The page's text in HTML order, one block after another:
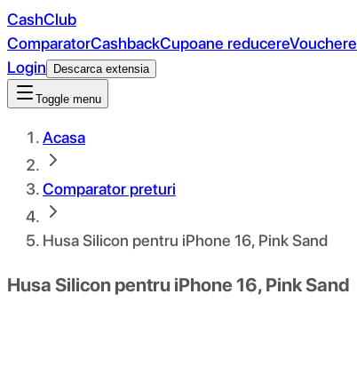
CashClub
ComparatorCashbackCupoane reducereVouchere
Login
Descarca extensia
Toggle menu
Acasa
Comparator preturi
Husa Silicon pentru iPhone 16, Pink Sand
Husa Silicon pentru iPhone 16, Pink Sand